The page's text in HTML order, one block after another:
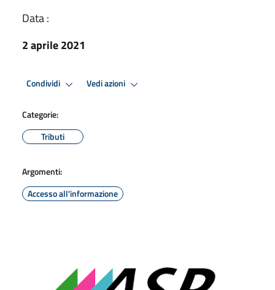
Data :
2 aprile 2021
Condividi Vedi azioni
Categorie:
Tributi
Argomenti:
Accesso all'informazione